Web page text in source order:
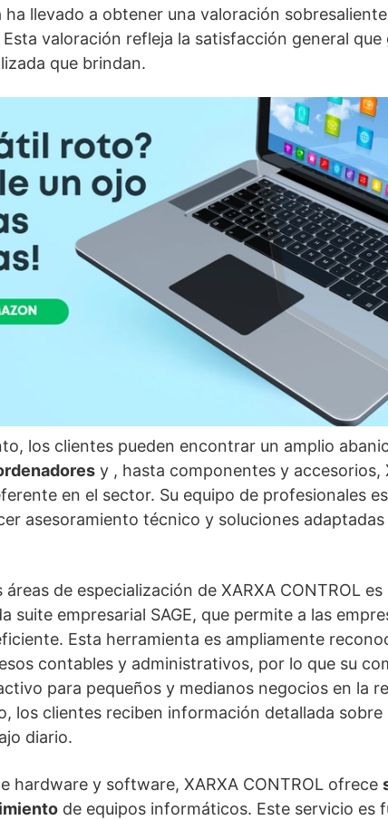
ha llevado a obtener una valoración
valoración refleja la satisfacción general que
que brindan.
los clientes pueden encontrar un amplio
y , hasta componentes y accesorios,
en el sector. Su equipo de profesionales
asesoramiento técnico y soluciones adaptadas
de especialización de XARXA CONTROL
suite empresarial SAGE, que permite a las
Esta herramienta es ampliamente
contables y administrativos, por lo que su
para pequeños y medianos negocios en la
los clientes reciben información detallada
diario.
hardware y software, XARXA CONTROL ofrece
de equipos informáticos. Este servicio es